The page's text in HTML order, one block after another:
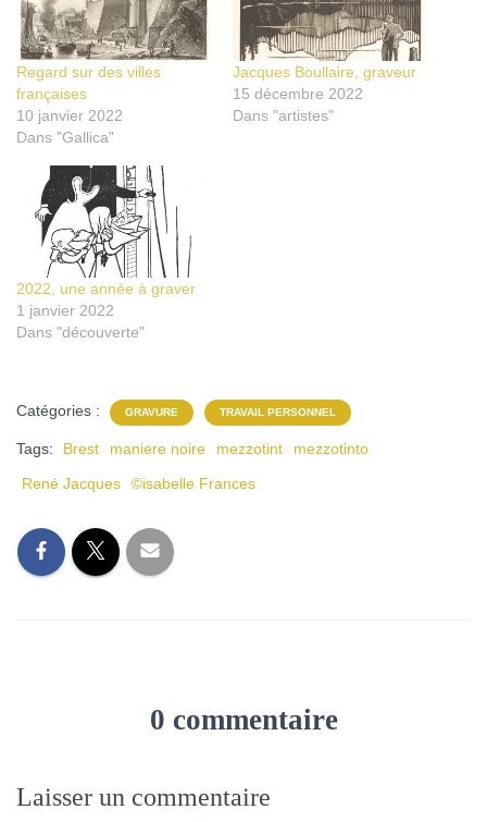
Regard sur des villes
françaises
10 janvier 2022
Dans "Gallica"
Jacques Boullaire, graveur
15 décembre 2022
Dans "artistes"
2022, une année à graver
1 janvier 2022
Dans "découverte"
Catégories : GRAVURE TRAVAIL PERSONNEL
Tags: Brest maniere noire mezzotint
mezzotinto
René Jacques
©isabelle Frances
0 commentaire
Laisser un commentaire